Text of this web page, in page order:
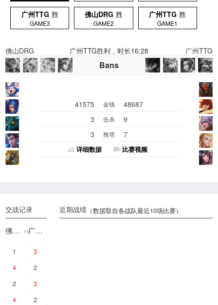
广州TTG 胜
GAME3
佛山DRG 胜
GAME2
广州TTG 胜
GAME1
佛山DRG 广州TTG胜利，时长16:28 广州TTG
Bans
41575 金钱
48687
3
击杀
9
3
推塔 7
详细数据 比赛视频
近期战绩（数据取自各战队最近10场比赛）
交战记录
佛山DRG vs 广州TTG
1
3
4
2
2
3
4
2